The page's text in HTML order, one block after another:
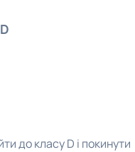
до класу D і покинути